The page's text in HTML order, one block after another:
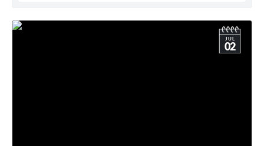
JUL
02